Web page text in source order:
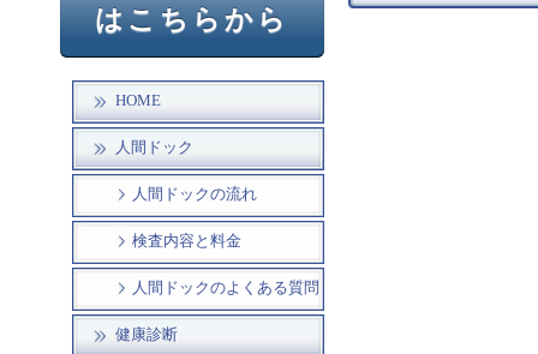
はこちらから
HOME
人間ドック
人間ドックの流れ
検査内容と料金
人間ドックのよくある質問
健康診断